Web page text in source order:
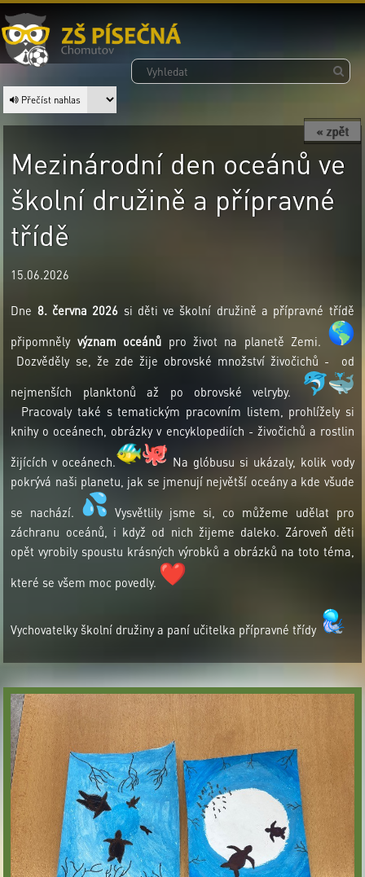
Přečíst nahlas
« zpět
Mezinárodní den oceánů ve
školní družině a přípravné
třídě
15.06.2026
Dne 8. června 2026 si děti ve školní družině a přípravné třídě
připomněly význam oceánů pro život na planetě Zemi.
Dozvěděly se, že zde žije obrovské množství živočichů - od
nejmenších planktonů až po obrovské velryby.
Pracovaly také s tematickým pracovním listem, prohlížely si
knihy o oceánech, obrázky v encyklopediích - živočichů a rostlin
žijících v oceánech.
Na glóbusu si ukázaly, kolik vody
pokrývá naši planetu, jak se jmenují největší oceány a kde všude
se nachází.
Vysvětlily jsme si, co můžeme udělat pro
záchranu oceánů, i když od nich žijeme daleko. Zároveň děti
opět vyrobily spoustu krásných výrobků a obrázků na toto téma,
které se všem moc povedly.
Vychovatelky školní družiny a paní učitelka přípravné třídy